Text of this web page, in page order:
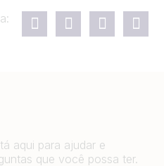
aqui para ajudar e
que você possa ter.